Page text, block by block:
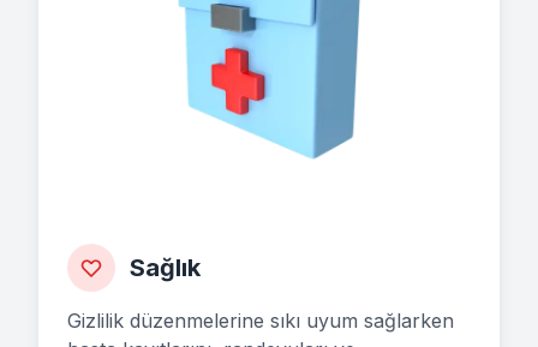
Sağlık
Gizlilik düzenmelerine sıkı uyum sağlarken